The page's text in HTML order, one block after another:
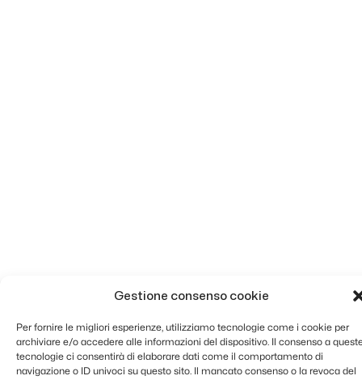
Gestione consenso cookie
Per fornire le migliori esperienze, utilizziamo tecnologie come i cookie per
archiviare e/o accedere alle informazioni del dispositivo. Il consenso a
tecnologie ci consentirà di elaborare dati come il comportamento di
navigazione o ID univoci su questo sito. Il mancato consenso o la revoca del